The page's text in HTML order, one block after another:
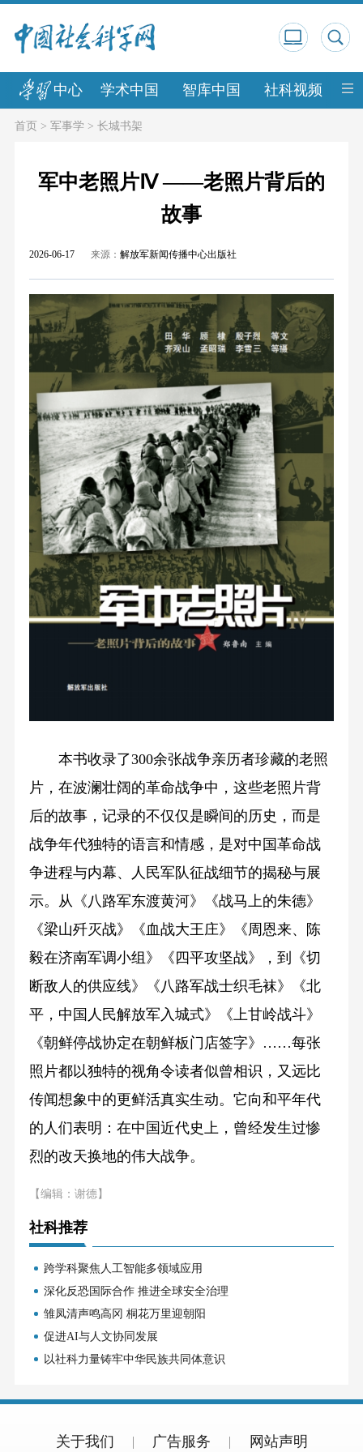
中心 学术中国 智库中国 社科视频 中
首页> 军事学 > 长城书架
军中老照片Ⅳ ——老照片背后的
故事
2026-06-17 来源： 解放军新闻传播中心出版社
本书收录了300余张战争亲历者珍藏的老照
片，在波澜壮阔的革命战争中，这些老照片背
后的故事，记录的不仅仅是瞬间的历史，而是
战争年代独特的语言和情感，是对中国革命战
争进程与内幕、人民军队征战细节的揭秘与展
示。从《八路军东渡黄河》《战马上的朱德》
《梁山歼灭战》《血战大王庄》《周恩来、陈
毅在济南军调小组》《四平攻坚战》，到《切
断敌人的供应线》《八路军战士织毛袜》《北
平，中国人民解放军入城式》《上甘岭战斗》
《朝鲜停战协定在朝鲜板门店签字》……每张
照片都以独特的视角令读者似曾相识，又远比
传闻想象中的更鲜活真实生动。它向和平年代
的人们表明：在中国近代史上，曾经发生过惨
烈的改天换地的伟大战争。
【编辑：谢德】
社科推荐
跨学科聚焦人工智能多领域应用
深化反恐国际合作 推进全球安全治理
雏凤清声鸣高冈 桐花万里迎朝阳
促进AI与人文协同发展
以社科力量铸牢中华民族共同体意识
关于我们 广告服务 网站声明